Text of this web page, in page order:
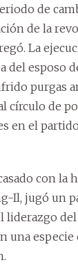
de
de la
La
del esposo
purgas
círculo de
en el
con la
Il, jugó un
liderazgo
una especie